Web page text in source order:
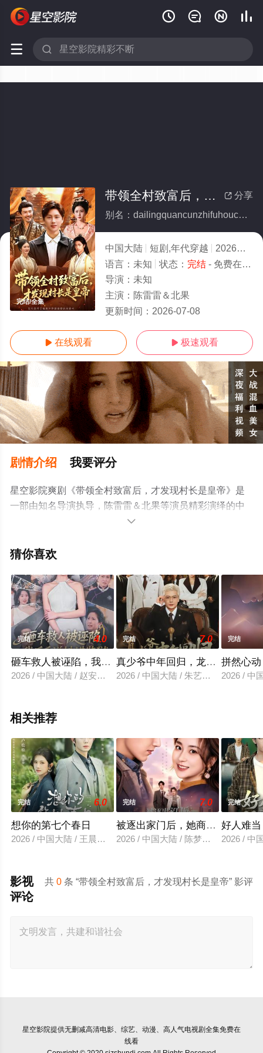
   
 
完结/全集
 分享
带领全村致富后，才发现村长是皇帝(全集)
别名：dailingquancunzhifuhoucaifaxiancunchangshihuangdi
中国大陆 短剧,年代穿越 2026
5.0
语言： 未知 状态： 完结- 免费在线观看
导演： 未知
主演： 陈雷雷＆北果
更新时间： 2026-07-08
 在线观看  极速观看
剧情介绍 我要评分
星空影院爽剧《带领全村致富后，才发现村长是皇帝》是
一部由知名导演执导，陈雷雷＆北果等演员精彩演绎的中
国大陆电视剧，大结局剧情已揭晓（完结），手机免费观
关信息可移步至豆瓣电视剧、电视猫或剧情网等平台了

猜你喜欢
完结 4.0
砸车救人被诬陷，我反手送她进监狱
2026 / 中国大陆 / 赵安第＆火鑫
完结 7.0
真少爷中年回归，龙凤崽替爹争
2026 / 中国大陆 / 朱艺莉＆李萌
完结
拼然心动
2026 / 中
相关推荐
完结 6.0
想你的第七个春日
2026 / 中国大陆 / 王晨鹏＆卢鹿鹿
完结 7.0
被逐出家门后，她商界封神
2026 / 中国大陆 / 陈梦希＆傅邦奇
完结
好人难
2026 / 中
共0 条 “带领全村致富后，才发现村长是皇帝” 影评
影视
评论
星空影院提供无删减高清电影、综艺、动漫、高人气电视剧全集免费在
线看